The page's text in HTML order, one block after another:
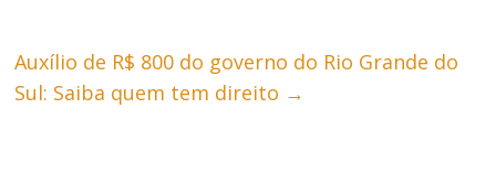
Auxílio de R$ 800 do governo do Rio Grande do
Sul: Saiba quem tem direito →